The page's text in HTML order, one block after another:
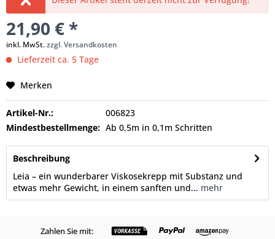
21,90 € *
inkl. MwSt.zzgl. Versandkosten
Lieferzeit ca. 5 Tage
Merken
Artikel-Nr.:
006823
Mindestbestellmenge: Ab 0,5m in 0,1m Schritten
Beschreibung
Leia – ein wunderbarer Viskosekrepp mit Substanz und
etwas mehr Gewicht, in einem sanften und... mehr
Zahlen Sie mit: